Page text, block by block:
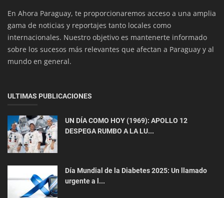
época del año de clima ca...
Ciencia
Jóvenes paraguayos brillan en el escenario
mundial de la robótica
En Ahora Paraguay, te proporcionaremos acceso a una amplia
gama de noticias y reportajes tanto locales como
internacionales. Nuestro objetivo es mantenerte informado
sobre los sucesos más relevantes que afectan a Paraguay y al
mundo en general.
ULTIMAS PUBLICACIONES
UN DÍA COMO HOY (1969): APOLLO 12
DESPEGA RUMBO A LA LU...
Día Mundial de la Diabetes 2025: Un llamado
urgente a l...